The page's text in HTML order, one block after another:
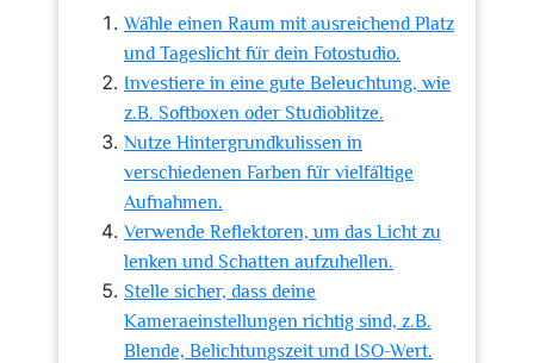
Wähle einen Raum mit ausreichend Platz
und Tageslicht für dein Fotostudio.
Investiere in eine gute Beleuchtung, wie
z.B. Softboxen oder Studioblitze.
Nutze Hintergrundkulissen in
verschiedenen Farben für vielfältige
Aufnahmen.
Verwende Reflektoren, um das Licht zu
lenken und Schatten aufzuhellen.
Stelle sicher, dass deine
Kameraeinstellungen richtig sind, z.B.
Blende, Belichtungszeit und ISO-Wert.